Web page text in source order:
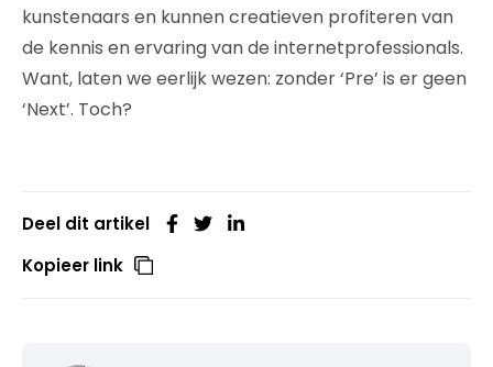
kunstenaars en kunnen creatieven profiteren van
de kennis en ervaring van de internetprofessionals.
Want, laten we eerlijk wezen: zonder ‘Pre’ is er geen
‘Next’. Toch?
Deel dit artikel
Kopieer link